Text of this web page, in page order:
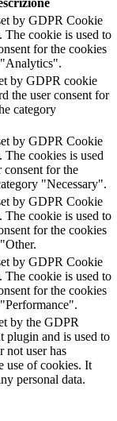
by GDPR Cookie
The cookie is used to
for the cookies
by GDPR cookie
the user consent for
category
by GDPR Cookie
The cookies is used
consent for the
"Necessary".
by GDPR Cookie
The cookie is used to
for the cookies
by GDPR Cookie
The cookie is used to
for the cookies
by the GDPR
plugin and is used to
not user has
use of cookies. It
personal data.